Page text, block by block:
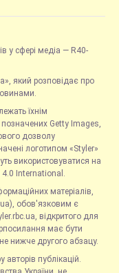
у сфері медіа — R40-
який розповідає про
їхнім
Getty Images,
дозволу
логотипом «Styler»
використовуватися на
4.0 International.
матеріалів,
обов'язковим є
відкритого для
має бути
нижче другого абзацу.
публікацій.